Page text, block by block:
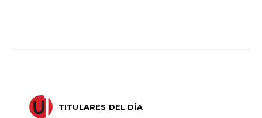
TITULARES DEL DÍA